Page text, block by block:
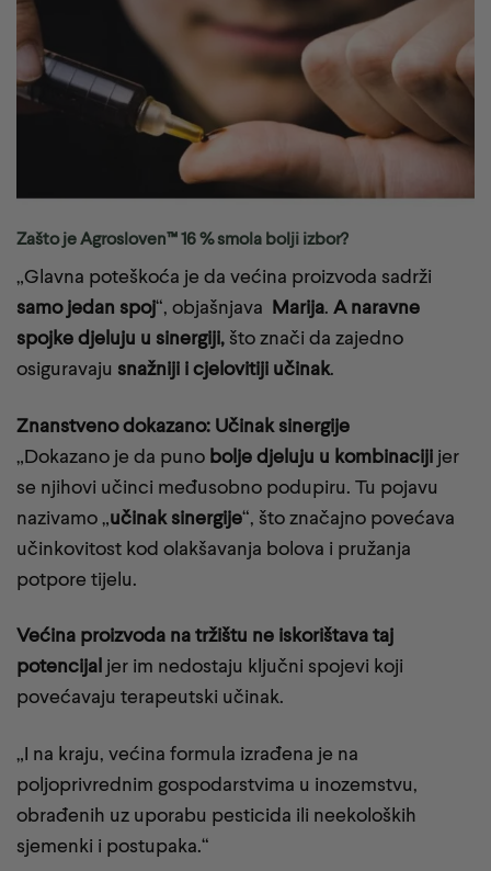
Zašto je Agrosloven™ 16 % smola bolji izbor?
„Glavna poteškoća je da većina proizvoda sadrži
samo jedan spoj“, objašnjava Marija. A naravne
spojke djeluju u sinergiji, što znači da zajedno
osiguravaju snažniji i cjelovitiji učinak.
Znanstveno dokazano: Učinak sinergije
„Dokazano je da puno bolje djeluju u kombinaciji jer
se njihovi učinci međusobno podupiru. Tu pojavu
nazivamo „učinak sinergije“, što značajno povećava
učinkovitost kod olakšavanja bolova i pružanja
potpore tijelu.
Većina proizvoda na tržištu ne iskorištava taj
potencijal jer im nedostaju ključni spojevi koji
povećavaju terapeutski učinak.
„I na kraju, većina formula izrađena je na
poljoprivrednim gospodarstvima u inozemstvu,
obrađenih uz uporabu pesticida ili neekoloških
sjemenki i postupaka.“